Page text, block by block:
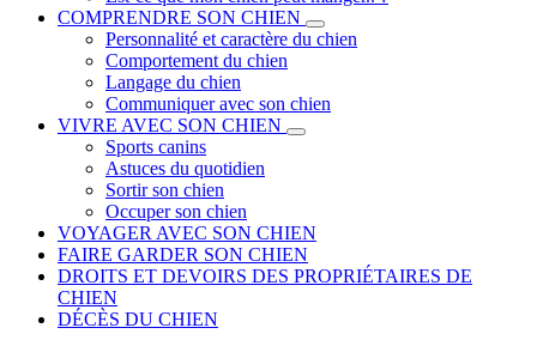
COMPRENDRE SON CHIEN
Personnalité et caractère du chien
Comportement du chien
Langage du chien
Communiquer avec son chien
VIVRE AVEC SON CHIEN
Sports canins
Astuces du quotidien
Sortir son chien
Occuper son chien
VOYAGER AVEC SON CHIEN
FAIRE GARDER SON CHIEN
DROITS ET DEVOIRS DES PROPRIÉTAIRES DE
CHIEN
DÉCÈS DU CHIEN